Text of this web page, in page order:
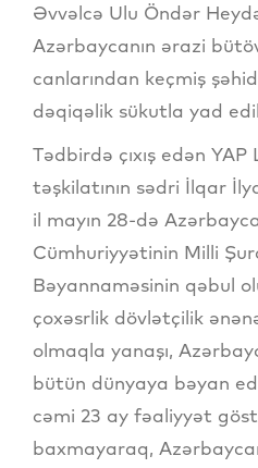
Əvvəlcə Ulu Öndər
Azərbaycanın ərazi
canlarından keçmiş
dəqiqəlik sükutla yad
Tədbirdə çıxış edən YAP
təşkilatının sədri İlqar
il mayın 28-də
Cümhuriyyətinin Milli
Bəyannaməsinin qəbul
çoxəsrlik dövlətçilik
olmaqla yanaşı,
bütün dünyaya bəyan
cəmi 23 ay fəaliyyət
baxmayaraq,